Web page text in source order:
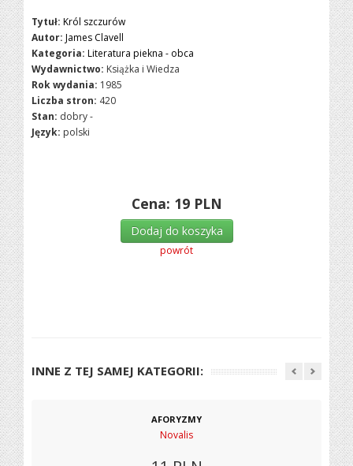
Tytuł: Król szczurów
Autor: James Clavell
Kategoria: Literatura piekna - obca
Wydawnictwo: Książka i Wiedza
Rok wydania: 1985
Liczba stron: 420
Stan: dobry -
Język: polski
Cena: 19 PLN
Dodaj do koszyka
powrót
INNE Z TEJ SAMEJ KATEGORII:
AFORYZMY
Novalis